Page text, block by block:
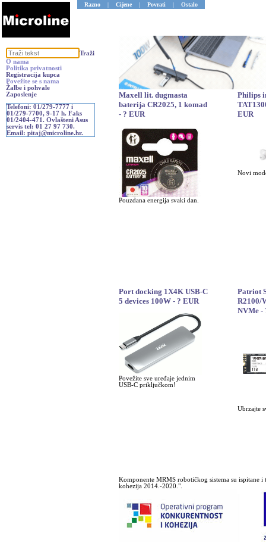
Razno | Cijene | Povrati | Ostalo
Traži
O nama
Politika privatnosti
Registracija kupca
Povežite se s nama
Žalbe i pohvale
Zaposlenje
Telefoni: 01/279-7777 i
01/279-7700, 9-17 h. Faks
01/2404-471. Ovlašteni Asus
servis tel: 01 27 97 730.
Email: pitaj@microline.hr.
Maxell lit. dugmasta
baterija CR2025, 1 komad
- ? EUR
Pouzdana energija svaki dan.
Philips
EUR
Novi
Port docking 1X4K USB-C
5 devices 100W - ? EUR
Povežite sve uređaje jednim
USB-C priključkom!
Patriot
R2100/
NVMe -
Ubrzajte
Komponente MRMS robotičkog sistema su
kohezija 2014.-2020.".